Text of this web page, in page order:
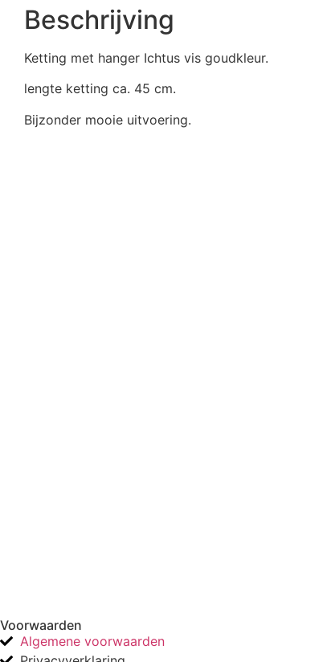
Beschrijving
Ketting met hanger Ichtus vis goudkleur.
lengte ketting ca. 45 cm.
Bijzonder mooie uitvoering.
Voorwaarden
Algemene voorwaarden